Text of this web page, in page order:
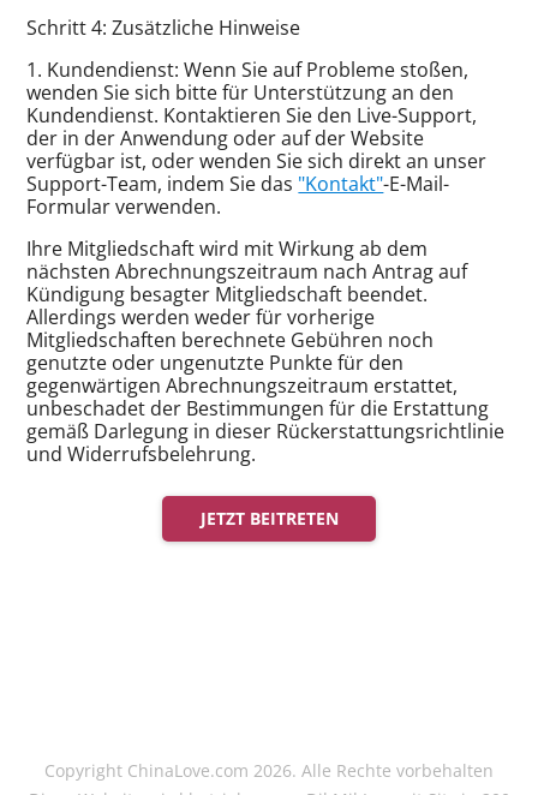
Schritt 4: Zusätzliche Hinweise
1. Kundendienst: Wenn Sie auf Probleme stoßen,
wenden Sie sich bitte für Unterstützung an den
Kundendienst. Kontaktieren Sie den Live-Support,
der in der Anwendung oder auf der Website
verfügbar ist, oder wenden Sie sich direkt an unser
Support-Team, indem Sie das "Kontakt"-E-Mail-
Formular verwenden.
Ihre Mitgliedschaft wird mit Wirkung ab dem
nächsten Abrechnungszeitraum nach Antrag auf
Kündigung besagter Mitgliedschaft beendet.
Allerdings werden weder für vorherige
Mitgliedschaften berechnete Gebühren noch
genutzte oder ungenutzte Punkte für den
gegenwärtigen Abrechnungszeitraum erstattet,
unbeschadet der Bestimmungen für die Erstattung
gemäß Darlegung in dieser Rückerstattungsrichtlinie
und Widerrufsbelehrung.
JETZT BEITRETEN
Copyright ChinaLove.com 2026. Alle Rechte vorbehalten